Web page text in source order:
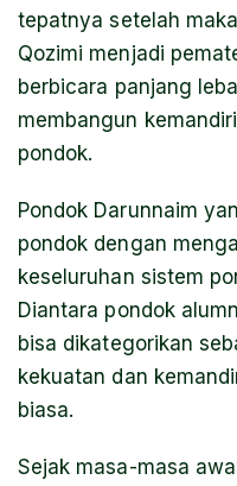
tepatnya setelah
Qozimi menjadi
berbicara panjang
membangun
pondok.
Pondok Darunnaim
pondok dengan
keseluruhan sistem
Diantara pondok
bisa dikategorikan
kekuatan dan
biasa.
Sejak masa-masa